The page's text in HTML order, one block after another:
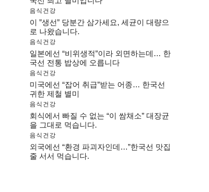
음식건강
이 ”생선” 당분간 삼가세요, 세균이 대량으
로 나왔습니다.
음식건강
일본에선 “비위생적”이라 외면하는데… 한
국선 전통 밥상에 오릅니다
음식건강
미국에선 “잡어 취급”받는 어종… 한국선
귀한 제철 별미
음식건강
회식에서 빠질 수 없는 “이 쌈채소” 대장균
을 그대로 먹습니다.
음식건강
외국에선 “환경 파괴자인데…”한국선 맛집
줄 서서 먹습니다.